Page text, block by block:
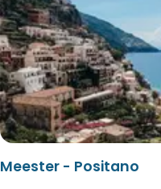
Meester - Positano